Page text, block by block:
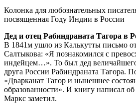
Колонка для любознательных
посвященная Году Индии в России
Дед и отец Рабиндраната Тагора в
В 1841м ушло из Калькутты письмо
Салтыкова: «Я познакомился с
индейцем…». То был дед
друга России Рабиндраната Тагора.
«Дварканат Тагор и нынешнее
образованности». И книгу написал
Маркс заметил.